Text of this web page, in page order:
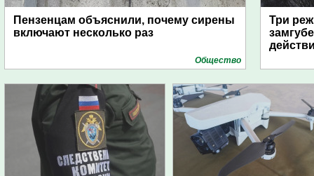
Пензенцам объяснили, почему сирены
включают несколько раз
Общество
Три